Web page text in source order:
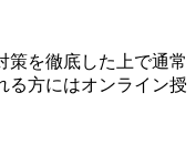
策を徹底した上で通常
る方にはオンライン授